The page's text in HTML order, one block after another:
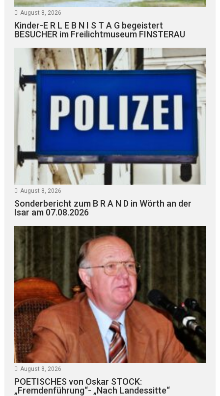
August 8, 2026
Kinder-E R L E B N I S T A G begeistert
BESUCHER im Freilichtmuseum FINSTERAU
August 8, 2026
Sonderbericht zum B R A N D in Wörth an der
Isar am 07.08.2026
August 8, 2026
POETISCHES von Oskar STOCK:
„Fremdenführung“- „Nach Landessitte“